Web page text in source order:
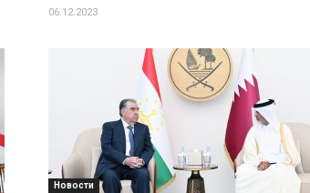
06.12.2023
Новости